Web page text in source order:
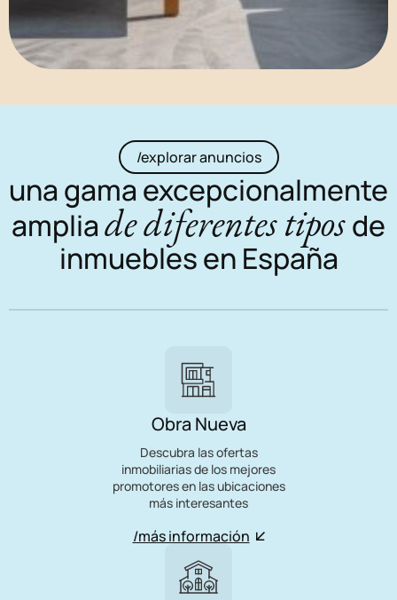
/explorar anuncios
una gama excepcionalmente
ampliade diferentes tiposde
inmuebles en España
Obra Nueva
Descubra las ofertas
inmobiliarias de los mejores
promotores en las ubicaciones
más interesantes
/más información